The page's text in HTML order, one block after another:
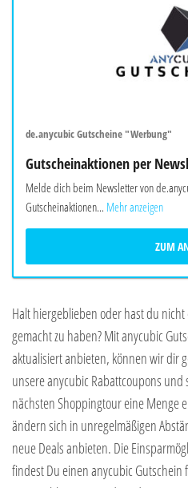
de.anycubic Gutscheine "Werbung"
Gutscheinaktionen per
Melde dich beim Newsletter von
Gutscheinaktionen... Mehr anzeigen
ZUM
Halt hiergeblieben oder hast du
gemacht zu haben? Mit anycubic
aktualisiert anbieten, können wir dir
unsere anycubic Rabattcoupons
nächsten Shoppingtour eine Menge
ändern sich in unregelmäßigen
neue Deals anbieten. Die
findest Du einen anycubic